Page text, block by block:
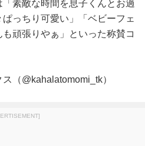
素敵な時間を息子くんとお過
っちり可愛い」「ベビーフェ
頑張りやぁ」といった称賛コ
（@kahalatomomi_tk）